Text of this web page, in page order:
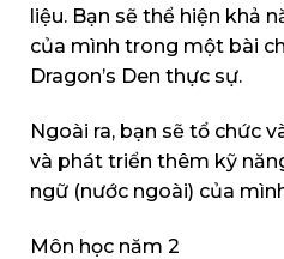
liệu. Bạn sẽ thể hiện khả
của mình trong một bài
Dragon’s Den thực sự.
Ngoài ra, bạn sẽ tổ chức
và phát triển thêm kỹ
ngữ (nước ngoài) của
Môn học năm 2